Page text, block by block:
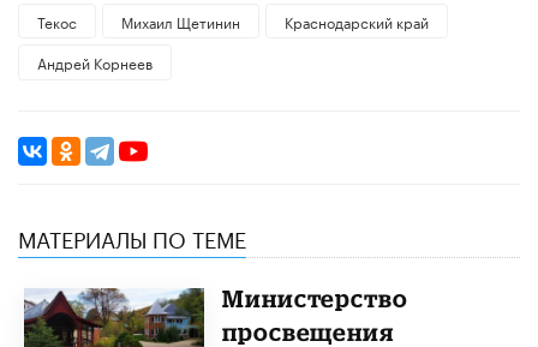
Текос
Михаил Щетинин
Краснодарский край
Андрей Корнеев
МАТЕРИАЛЫ ПО ТЕМЕ
​Министерство
просвещения